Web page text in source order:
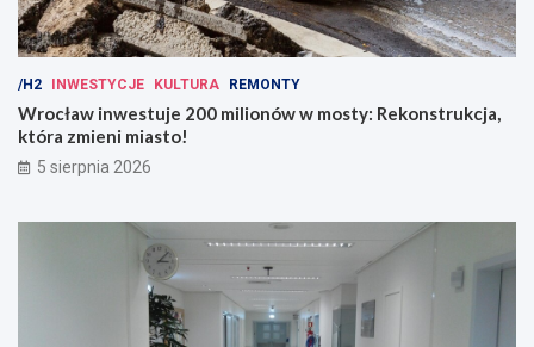
/H2 INWESTYCJE KULTURA REMONTY
Wrocław inwestuje 200 milionów w mosty: Rekonstrukcja,
która zmieni miasto!
5 sierpnia 2026